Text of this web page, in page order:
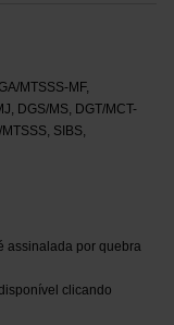
MTSSS-MF,
DGS/MS, DGT/MCT-
SIBS,
assinalada por quebra
clicando